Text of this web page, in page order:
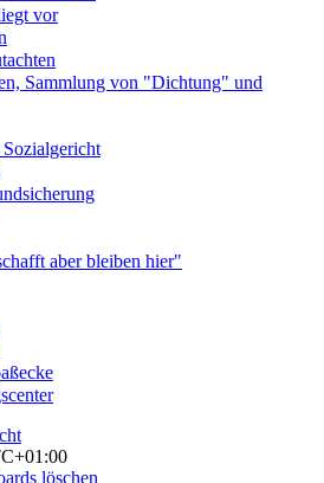
vor
Sammlung von "Dichtung" und
aber bleiben hier"
löschen